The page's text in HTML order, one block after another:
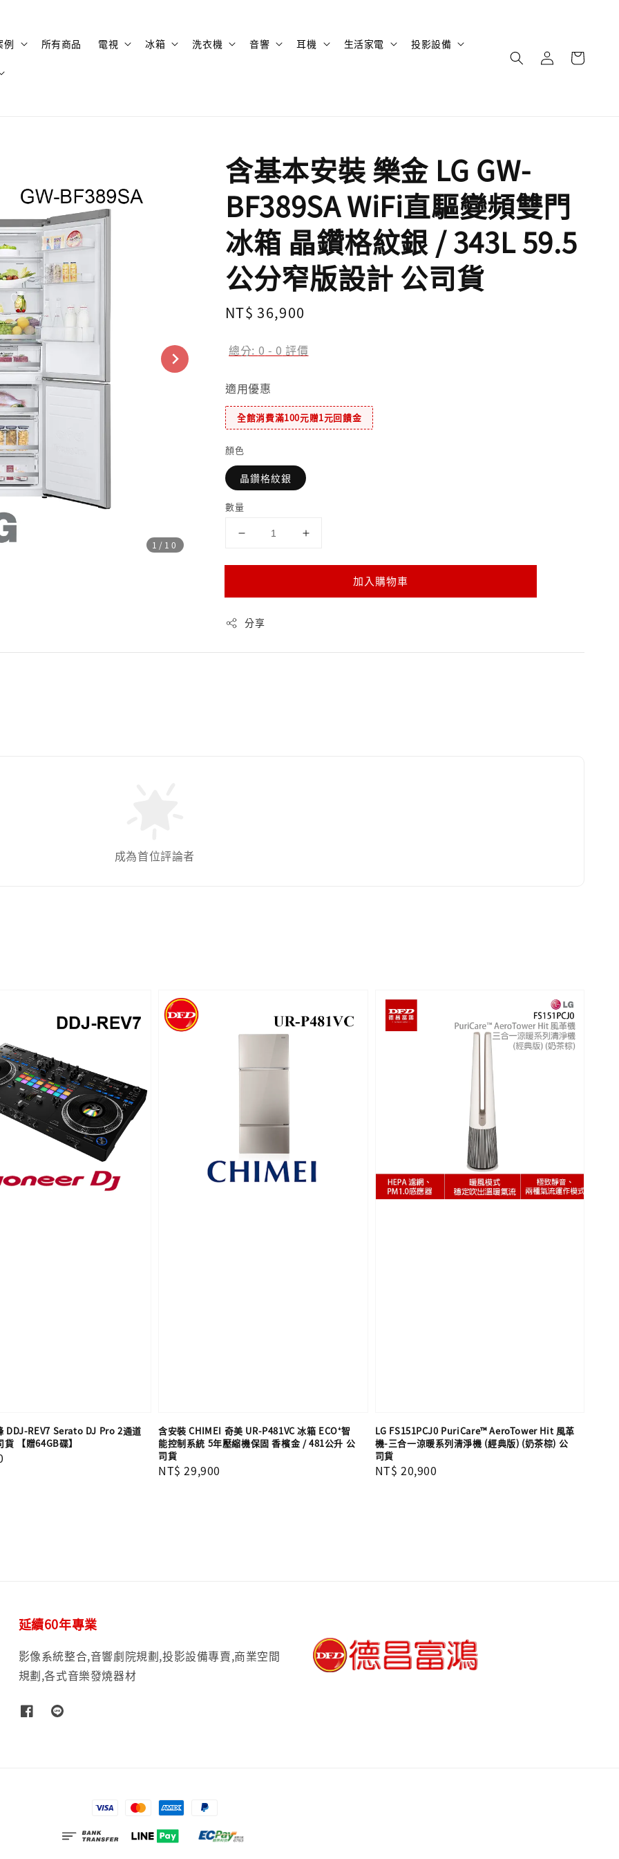
例 所有商品 電視 冰箱 洗衣機 音響 耳機 生活家電 投影設備
1 /10
含基本安裝 樂金 LG GW-
BF389SA WiFi直驅變頻雙門
冰箱 晶鑽格紋銀 / 343L 59.5
公分窄版設計 公司貨
Regular
NT$ 36,900
總分: 0 - 0 評價
適用優惠
全館消費滿100元贈1元回饋金
顏色
晶鑽格紋銀
數量
加入購物車
分享
成為首位評論者
DDJ-REV7 Serato DJ Pro 2通道
【贈64GB碟】
含安裝 CHIMEI 奇美 UR-P481VC 冰箱 ECO⁺智
能控制系統 5年壓縮機保固 香檳金 / 481公升 公
司貨
Regular
NT$ 29,900
LG FS151PCJ0 PuriCare™ AeroTower Hit 風革
機-三合一涼暖系列清淨機 (經典版) (奶茶棕) 公
司貨
Regular
NT$ 20,900
延續60年專業
影像系統整合,音響劇院規劃,投影設備專賣,商業空間
規劃,各式音樂發燒器材